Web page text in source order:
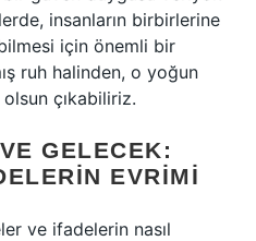
insanların birbirlerine
için önemli bir
ruh halinden, o yoğun
çıkabiliriz.
GELECEK:
EVRIMI
ve ifadelerin nasıl